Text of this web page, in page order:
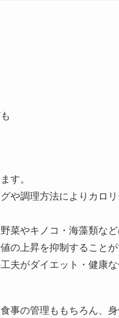
す。
や調理方法によりカロ
菜やキノコ・海藻類な
の上昇を抑制することが
夫がダイエット・健康
事の管理ももちろん、